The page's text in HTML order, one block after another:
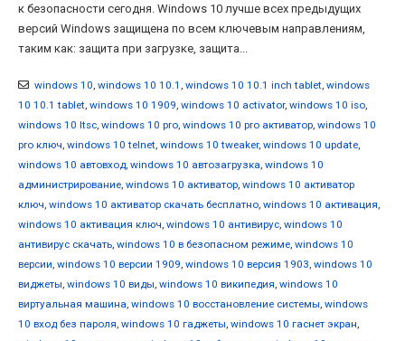
к безопасности сегодня. Windows 10 лучше всех предыдущих
версий Windows защищена по всем ключевым направлениям,
таким как: защита при загрузке, защита...
windows 10, windows 10 10.1 , windows 10 10.1 inch tablet, windows
10 10.1 tablet, windows 10 1909, windows 10 activator, windows 10 iso,
windows 10 ltsc, windows 10 pro, windows 10 pro активатор, windows 10
pro ключ, windows 10 telnet, windows 10 tweaker, windows 10 update,
windows 10 автовход, windows 10 автозагрузка, windows 10
администрирование, windows 10 активатор, windows 10 активатор
ключ, windows 10 активатор скачать бесплатно, windows 10 активация,
windows 10 активация ключ, windows 10 антивирус, windows 10
антивирус скачать, windows 10 в безопасном режиме, windows 10
версии, windows 10 версии 1909, windows 10 версия 1903, windows 10
виджеты, windows 10 виды, windows 10 википедия, windows 10
виртуальная машина, windows 10 восстановление системы, windows
10 вход без пароля, windows 10 гаджеты, windows 10 гаснет экран,